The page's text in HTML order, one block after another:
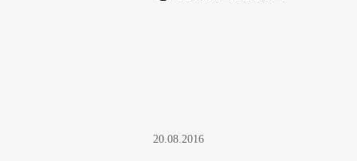
20.08.2016